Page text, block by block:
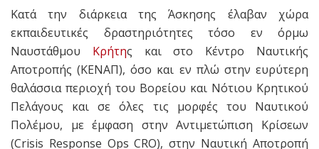
Κατά την διάρκεια της Άσκησης έλαβαν χώρα
εκπαιδευτικές δραστηριότητες τόσο εν όρμω
Ναυστάθμου Κρήτης και στο Κέντρο Ναυτικής
Αποτροπής (ΚΕΝΑΠ), όσο και εν πλώ στην ευρύτερη
θαλάσσια περιοχή του Βορείου και Νότιου Κρητικού
Πελάγους και σε όλες τις μορφές του Ναυτικού
Πολέμου, με έμφαση στην Αντιμετώπιση Κρίσεων
(Crisis Response Ops CRO), στην Ναυτική Αποτροπή